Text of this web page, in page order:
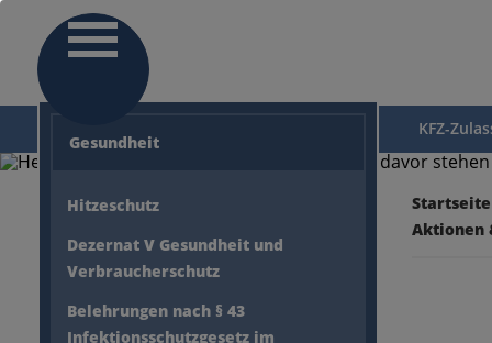
KFZ-
Gesundheit
Hitzeschutz
Dezernat V Gesundheit und
Verbraucherschutz
Belehrungen nach § 43
Infektionsschutzgesetz im
Startseite
Aktionen